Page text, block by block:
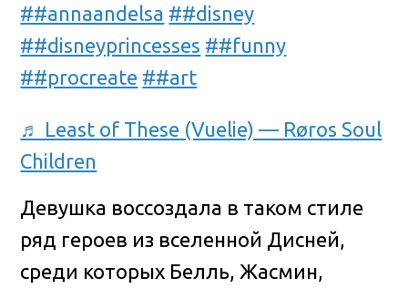
##annaandelsa ##disney
##disneyprincesses ##funny
##procreate ##art
♬ Least of These (Vuelie) — Røros Soul
Children
Девушка воссоздала в таком стиле
ряд героев из вселенной Дисней,
среди которых Белль, Жасмин,